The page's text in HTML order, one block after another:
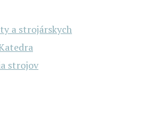
a strojárskych
strojov